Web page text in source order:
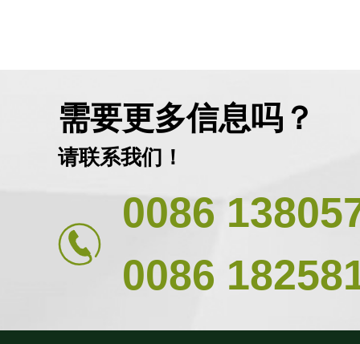
需要更多信息吗？
请联系我们！
0086
0086